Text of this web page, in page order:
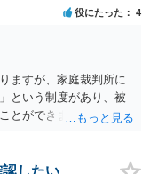
役にたった 4
ますが、家庭裁判所に
という制度があり、被
とができます。照会を
判所）となります。照
続関係の戸籍謄本類や
したい